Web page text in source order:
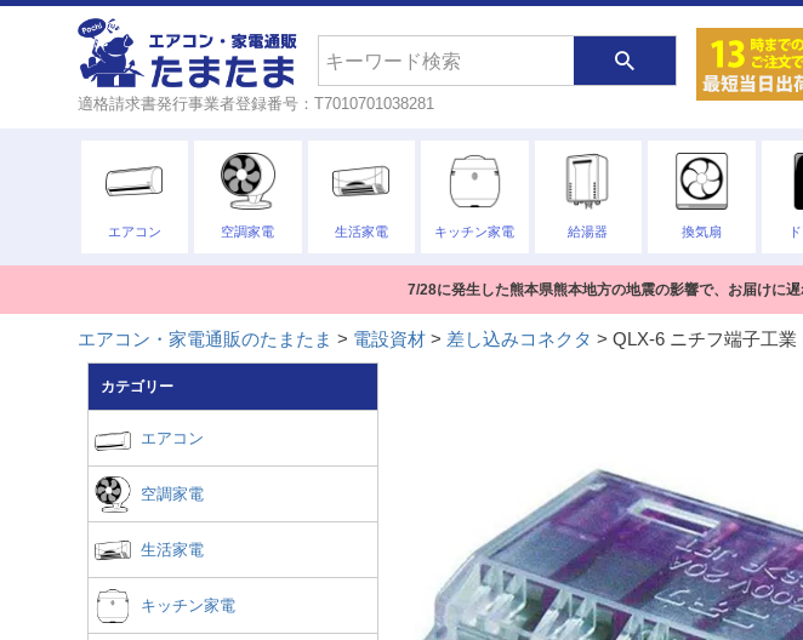
適格請求書発行事業者登録番号：T7010701038281
エアコン 空調家電 生活家電 キッチン家電 給湯器 換気扇
7/28に発生した熊本県熊本地方の地震の影響で、お届けに
エアコン・家電通販のたまたま 電設資材 差し込みコネクタ QLX-6 ニチフ端子工
カテゴリー
エアコン
空調家電
生活家電
キッチン家電